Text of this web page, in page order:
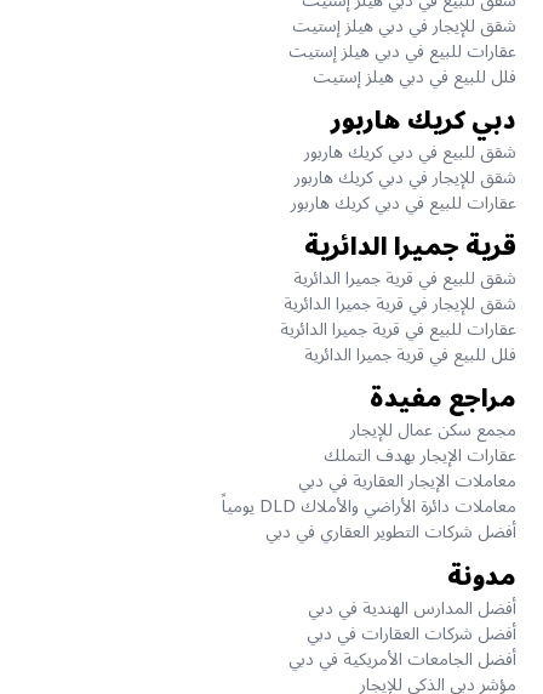
شقق للإيجار في دبي هيلز إستيت
عقارات للبيع في دبي هيلز إستيت
فلل للبيع في دبي هيلز إستيت
دبي كريك هاربور
شقق للبيع في دبي كريك هاربور
شقق للإيجار في دبي كريك هاربور
عقارات للبيع في دبي كريك هاربور
قرية جميرا الدائرية
شقق للبيع في قرية جميرا الدائرية
شقق للإيجار في قرية جميرا الدائرية
عقارات للبيع في قرية جميرا الدائرية
فلل للبيع في قرية جميرا الدائرية
مراجع مفيدة
مجمع سكن عمال للإيجار
عقارات الإيجار بهدف التملك
معاملات الإيجار العقارية في دبي
معاملات دائرة الأراضي والأملاك DLD يومياً
أفضل شركات التطوير العقاري في دبي
مدونة
أفضل المدارس الهندية في دبي
أفضل شركات العقارات في دبي
أفضل الجامعات الأمريكية في دبي
مؤشر دبي الذكي للإيجار